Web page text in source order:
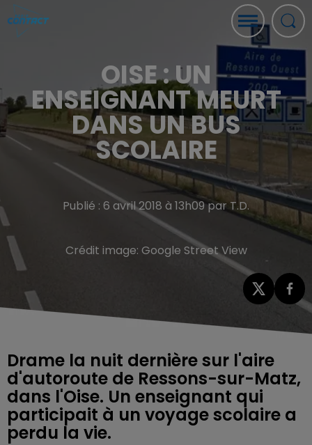
OISE : UN
ENSEIGNANT MEURT
DANS UN BUS
SCOLAIRE
Publié : 6 avril 2018 à 13h09 par T.D.
Crédit image: Google Street View
Drame la nuit dernière sur l'aire
d'autoroute de Ressons-sur-Matz,
dans l'Oise. Un enseignant qui
participait à un voyage scolaire a
perdu la vie.